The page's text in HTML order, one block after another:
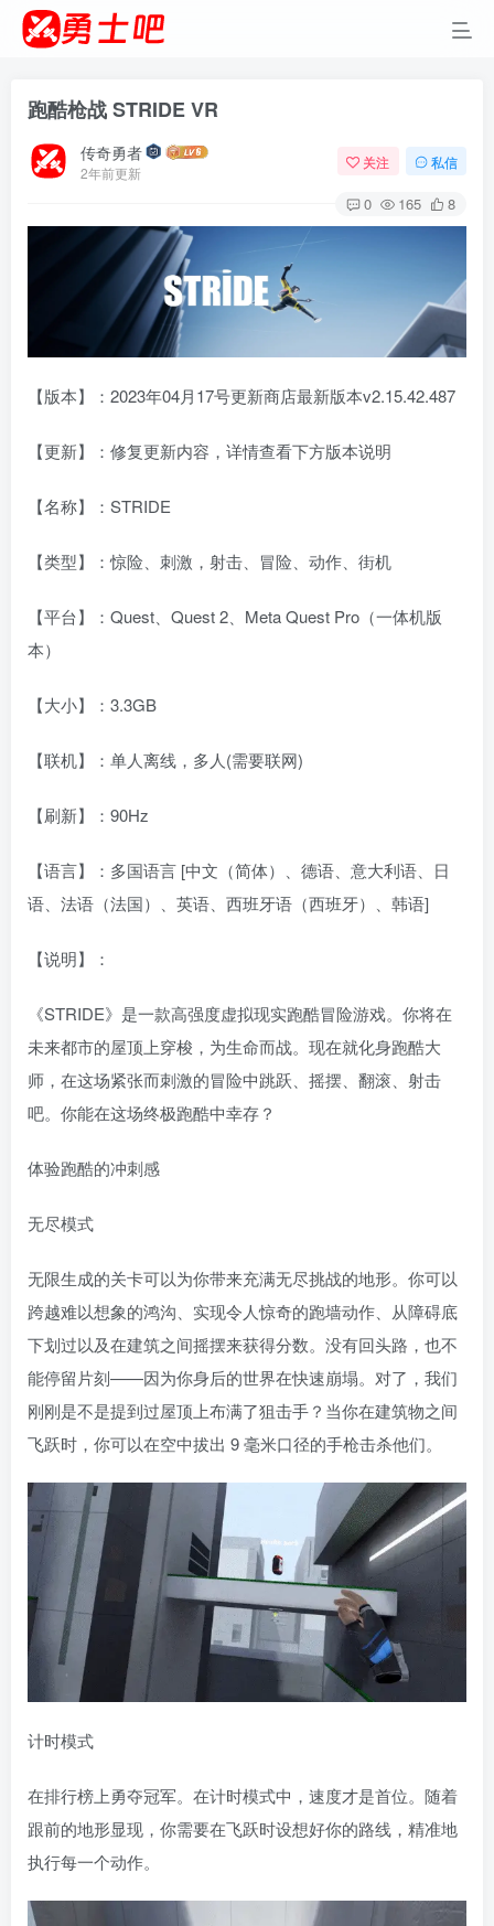
跑酷枪战 STRIDE VR
传奇勇者
2年前更新
关注 私信
0 165 8
【版本】：2023年04月17号更新商店最新版本v2.15.42.487
【更新】：修复更新内容，详情查看下方版本说明
【名称】：STRIDE
【类型】：惊险、刺激，射击、冒险、动作、街机
【平台】：Quest、Quest 2、Meta Quest Pro（一体机版
本）
【大小】：3.3GB
【联机】：单人离线，多人(需要联网)
【刷新】：90Hz
【语言】：多国语言 [中文（简体）、德语、意大利语、日
语、法语（法国）、英语、西班牙语（西班牙）、韩语]
【说明】：
《STRIDE》是一款高强度虚拟现实跑酷冒险游戏。你将在
未来都市的屋顶上穿梭，为生命而战。现在就化身跑酷大
师，在这场紧张而刺激的冒险中跳跃、摇摆、翻滚、射击
吧。你能在这场终极跑酷中幸存？
体验跑酷的冲刺感
无尽模式
无限生成的关卡可以为你带来充满无尽挑战的地形。你可以
跨越难以想象的鸿沟、实现令人惊奇的跑墙动作、从障碍底
下划过以及在建筑之间摇摆来获得分数。没有回头路，也不
能停留片刻——因为你身后的世界在快速崩塌。对了，我们
刚刚是不是提到过屋顶上布满了狙击手？当你在建筑物之间
飞跃时，你可以在空中拔出 9 毫米口径的手枪击杀他们。
计时模式
在排行榜上勇夺冠军。在计时模式中，速度才是首位。随着
跟前的地形显现，你需要在飞跃时设想好你的路线，精准地
执行每一个动作。